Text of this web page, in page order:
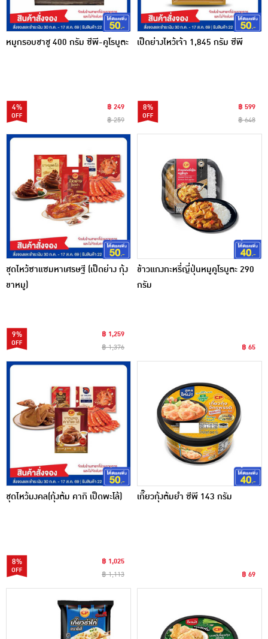
หมูกรอบชาชู 400 กรัม ซีพี-คูโรบูตะ
4%
฿ 249
฿ 259
เป็ดย่างไหว้เจ้า 1,845 กรัม ซีพี
8%
฿ 599
฿ 648
ชุดไหว้ซาแซมหาเศรษฐี (เป็ดย่าง กุ้ง
ขาหมู)
9%
฿ 1,259
฿ 1,376
ข้าวแกงกะหรี่ญี่ปุ่นหมูคูโรบูตะ 290
กรัม
฿ 65
ชุดไหว้มงคล(กุ้งต้ม คากิ เป็ดพะโล้)
8%
฿ 1,025
฿ 1,113
เกี๊ยวกุ้งต้มยำ ซีพี 143 กรัม
฿ 69